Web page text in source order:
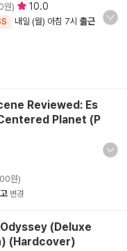
원) 10.0
내일 (월) 아침 7시 출근
Reviewed: Es
Planet (P
원)
변경
(Deluxe
(Hardcover)